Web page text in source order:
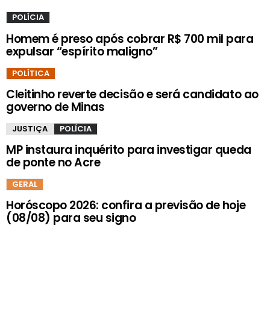
POLÍCIA
Homem é preso após cobrar R$ 700 mil para
expulsar “espírito maligno”
POLÍTICA
Cleitinho reverte decisão e será candidato ao
governo de Minas
JUSTIÇA POLÍCIA
MP instaura inquérito para investigar queda
de ponte no Acre
GERAL
Horóscopo 2026: confira a previsão de hoje
(08/08) para seu signo